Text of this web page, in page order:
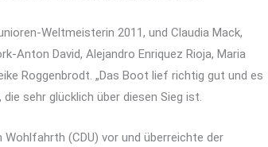
Weltmeisterin 2011, und Claudia Mack,
Anton David, Alejandro Enriquez Rioja, Maria
Roggenbrodt. „Das Boot lief richtig gut und es
sehr glücklich über diesen Sieg ist.
(CDU) vor und überreichte der